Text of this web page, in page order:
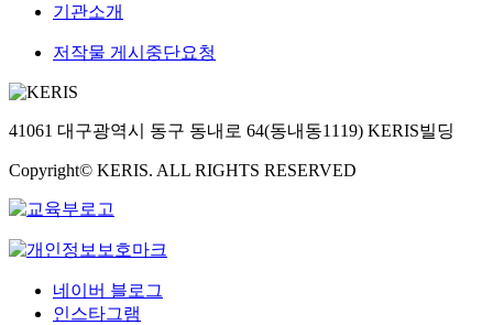
기관소개
저작물 게시중단요청
41061 대구광역시 동구 동내로 64(동내동1119) KERIS빌딩
Copyright© KERIS. ALL RIGHTS RESERVED
네이버 블로그
인스타그램